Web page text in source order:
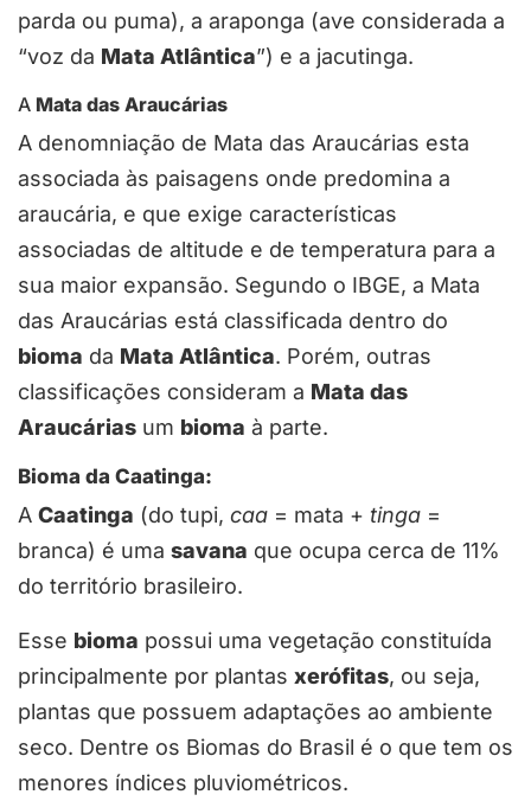
parda ou puma), a araponga (ave considerada a
“voz da Mata Atlântica”) e a jacutinga.
A Mata das Araucárias
A denomniação de Mata das Araucárias esta
associada às paisagens onde predomina a
araucária, e que exige características
associadas de altitude e de temperatura para a
sua maior expansão. Segundo o IBGE, a Mata
das Araucárias está classificada dentro do
bioma da Mata Atlântica. Porém, outras
classificações consideram a Mata das
Araucárias um bioma à parte.
Bioma da Caatinga:
A Caatinga (do tupi, caa = mata + tinga =
branca) é uma savana que ocupa cerca de 11%
do território brasileiro.
Esse bioma possui uma vegetação constituída
principalmente por plantas xerófitas, ou seja,
plantas que possuem adaptações ao ambiente
seco. Dentre os Biomas do Brasil é o que tem os
menores índices pluviométricos.